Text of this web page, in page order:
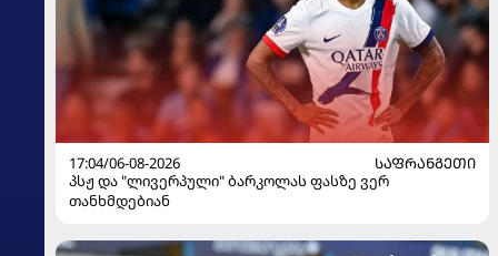
17:04/06-08-2026
ᲡᲐᲤᲠᲐᲜᲒᲔᲗᲘ
პსჟ და "ლივერპული" ბარკოლას ფასზე ვერ
თანხმდებიან